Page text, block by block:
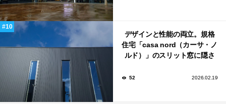
デザインと性能の両立。規格
住宅「casa nord（カーサ・ノ
ルド）」のスリット窓に隠さ
52 2026.02.19